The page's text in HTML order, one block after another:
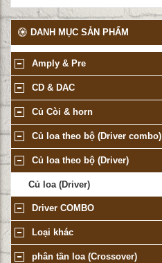
DANH MỤC SẢN PHẨM
Amply & Pre
CD & DAC
Củ Còi & horn
Củ loa theo bộ (Driver combo)
Củ loa theo bộ (Driver)
Củ loa (Driver)
Driver COMBO
Loại khác
phân tần loa (Crossover)